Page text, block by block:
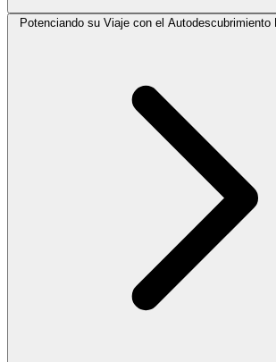
Potenciando su Viaje con el Autodescubrimiento